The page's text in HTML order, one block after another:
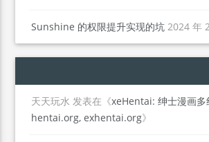
Sunshine 的权限提升实现的坑 2024 年
天天玩水 发表在《xeHentai: 绅士漫画多
hentai.org, exhentai.org》